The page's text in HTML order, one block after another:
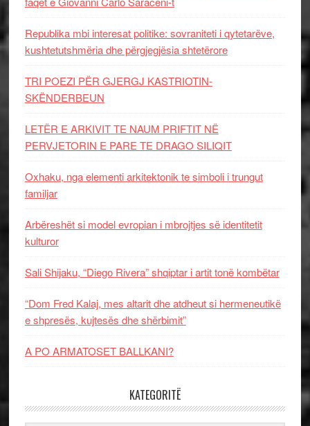
Republika mbi interesat politike: sovraniteti i qytetarëve,
kushtetutshmëria dhe përgjegjësia shtetërore
TRI POEZI PËR GJERGJ KASTRIOTIN-
SKËNDERBEUN
LETËR E ARKIVIT TE NAUM PRIFTIT NË
PERVJETORIN E PARE TE DRAGO SILIQIT
Oxhaku, nga elementi arkitektonik te simboli i trungut
familjar
Arbëreshët si model evropian i mbrojtjes së identitetit
kulturor
Sali Shijaku, “Diego Rivera” shqiptar i artit tonë kombëtar
“Dom Fred Kalaj, mes altarit dhe atdheut si hermeneutikë
e shpresës, kujtesës dhe shërbimit”
A PO ARMATOSET BALLKANI?
KATEGORITË